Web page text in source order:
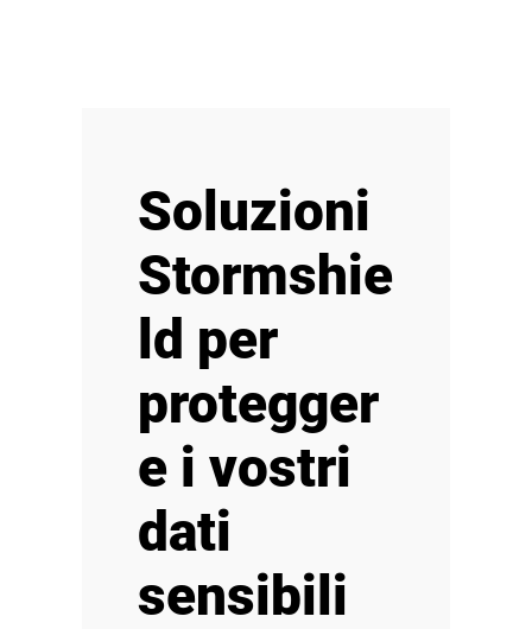
Soluzioni
Stormshie
ld per
protegger
e i vostri
dati
sensibili